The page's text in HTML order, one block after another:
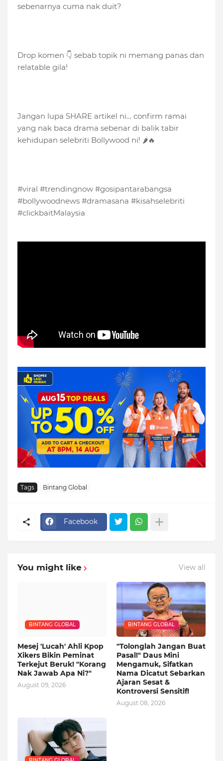
sebenarnya cuma nak duit?
Drop komen 👇 sebab topik ni memang panas dan
relatable gila!
Jangan lupa SHARE artikel ni… confirm ramai
yang nak baca drama sebenar di balik tabir
kehidupan selebriti Bollywood ni! 🌶️🔥
#viral #trendingnow #gosipantarabangsa
#bollywoodnews #dramasana #kisahselebriti
#clickbaitMalaysia
Tags Bintang Global
Facebook
You might like View all
BINTANG GLOBAL
Mesej 'Lucah' Ahli Kpop
Xikers Bikin Peminat
Terkejut Beruk! "Korang
Nak Jawab Apa Ni?"
August 09, 2026
BINTANG GLOBAL
"Tolonglah Jangan Buat
Pasal!" Daus Mini
Mengamuk, Sifatkan
Nama Dicatut Sebarkan
Ajaran Sesat &
Kontroversi Sensitif!
August 08, 2026